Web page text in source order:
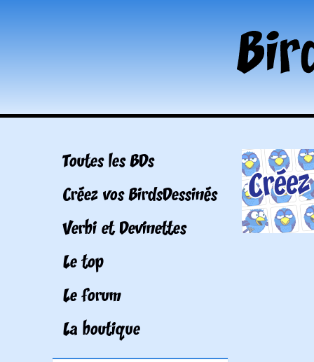
Toutes les BDs
Créez vos BirdsDessinés
Verbi et Devinettes
Le top
Le forum
La boutique